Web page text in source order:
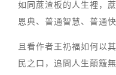
如同蔗渣板的人生裡，
恩典、普通智慧、普通
且看作者王礽福如何以
民之口，追問人生顛簸